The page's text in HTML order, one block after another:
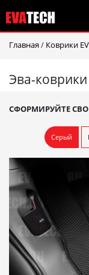
Главная / Коврики
Эва-
СФОРМИРУЙТЕ
Серый